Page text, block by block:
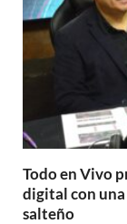
Todo en Vivo
digital con
salteño